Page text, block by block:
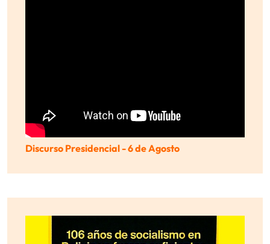
Discurso Presidencial - 6 de Agosto